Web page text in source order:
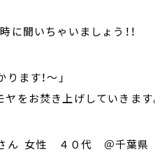
に聞いちゃいましょう！！
ます！～」
をお焚き上げしていきます
ん 女性 ４０代 ＠千葉県